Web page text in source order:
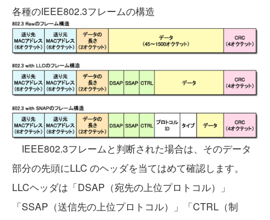
各種のIEEE802.3フレームの構造
IEEE802.3フレームと判断された場合は、そのデータ
部分の先頭にLLC のヘッダを当てはめて確認します。
LLCヘッダは「DSAP（宛先の上位プロトコル）」
「SSAP（送信先の上位プロトコル）」「CTRL（制